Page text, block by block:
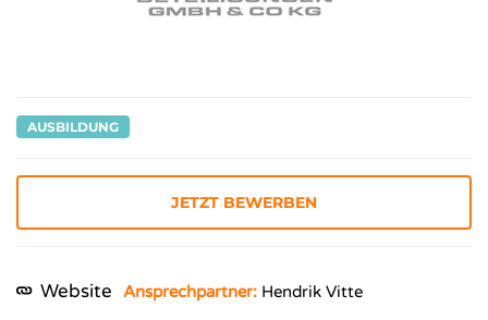
AUSBILDUNG
JETZT BEWERBEN
Website Ansprechpartner: Hendrik Vitte